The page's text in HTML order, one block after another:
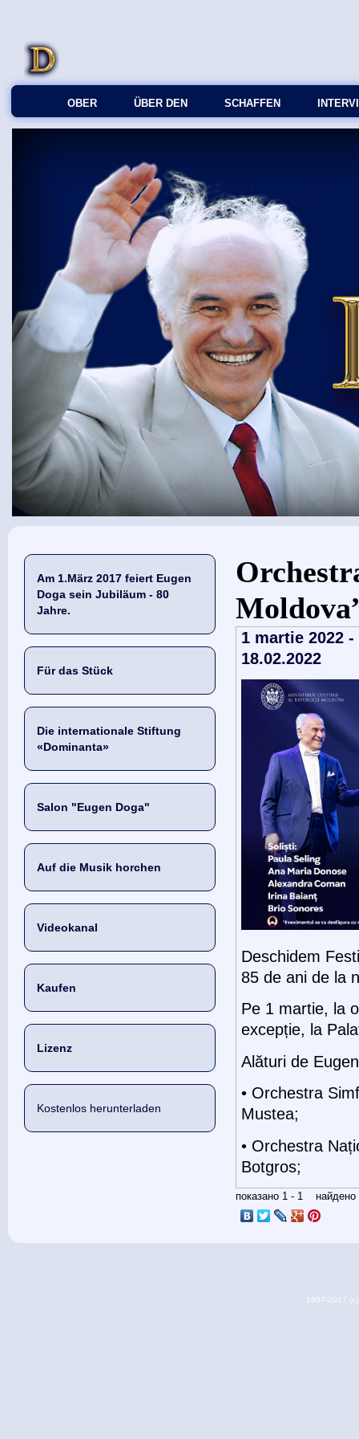
OBER ÜBER DEN SCHAFFEN
Am 1.März 2017 feiert Eugen
Doga sein Jubiläum - 80
Jahre.
Für das Stück
Die internationale Stiftung
«Dominanta»
Salon "Eugen Doga"
Auf die Musik horchen
Videokanal
Kaufen
Lizenz
Kostenlos herunterladen
Sie sind hier
1 martie 2022
18.02.2022
Deschidem
85 de ani de la
Pe 1 martie, la
excepție, la
Alături de
• Orchestra
Mustea;
• Orchestra
Botgros;
показано 1 - 1 найдено
1997-2017